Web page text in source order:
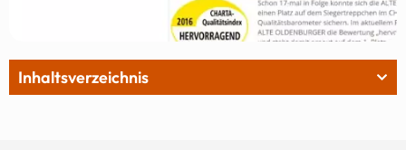
Inhaltsverzeichnis